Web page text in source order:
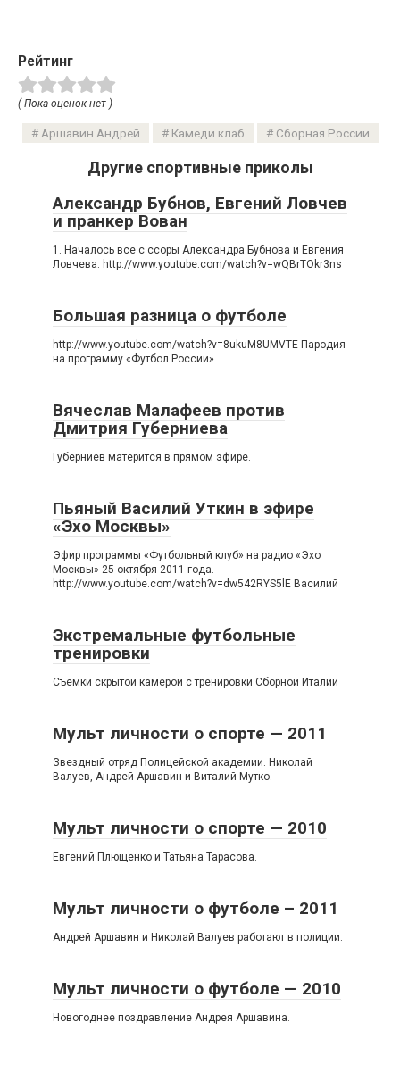
Рейтинг
( Пока оценок нет )
Аршавин Андрей Камеди клаб Сборная России
Другие спортивные приколы
Александр Бубнов, Евгений Ловчев
и пранкер Вован
1. Началось все с ссоры Александра Бубнова и Евгения
Ловчева: http://www.youtube.com/watch?v=wQBrTOkr3ns
Большая разница о футболе
http://www.youtube.com/watch?v=8ukuM8UMVTE Пародия
на программу «Футбол России».
Вячеслав Малафеев против
Дмитрия Губерниева
Губерниев матерится в прямом эфире.
Пьяный Василий Уткин в эфире
«Эхо Москвы»
Эфир программы «Футбольный клуб» на радио «Эхо
Москвы» 25 октября 2011 года.
http://www.youtube.com/watch?v=dw542RYS5lE Василий
Экстремальные футбольные
тренировки
Съемки скрытой камерой с тренировки Сборной Италии
Мульт личности о спорте — 2011
Звездный отряд Полицейской академии. Николай
Валуев, Андрей Аршавин и Виталий Мутко.
Мульт личности о спорте — 2010
Евгений Плющенко и Татьяна Тарасова.
Мульт личности о футболе – 2011
Андрей Аршавин и Николай Валуев работают в полиции.
Мульт личности о футболе — 2010
Новогоднее поздравление Андрея Аршавина.